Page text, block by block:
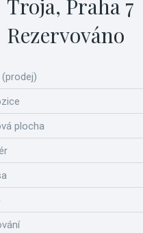
Troja, Praha 7
Rezervováno
plocha